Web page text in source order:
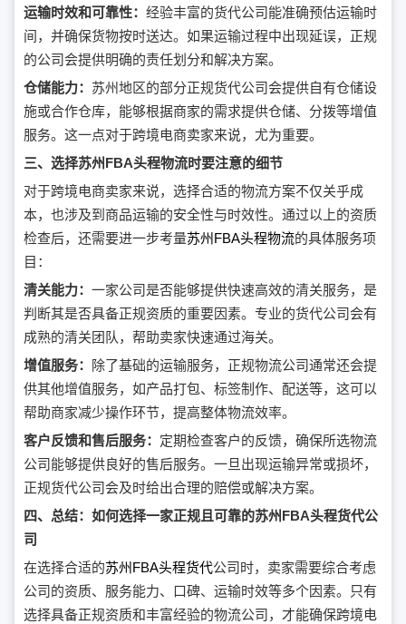
运输时效和可靠性： 经验丰富的货代公司能准确预估运输时
间，并确保货物按时送达。如果运输过程中出现延误，正规
的公司会提供明确的责任划分和解决方案。
仓储能力： 苏州地区的部分正规货代公司会提供自有仓储设
施或合作仓库，能够根据商家的需求提供仓储、分拨等增值
服务。这一点对于跨境电商卖家来说，尤为重要。
三、选择苏州FBA头程物流时要注意的细节
对于跨境电商卖家来说，选择合适的物流方案不仅关乎成
本，也涉及到商品运输的安全性与时效性。通过以上的资质
检查后，还需要进一步考量苏州FBA头程物流的具体服务项
目：
清关能力： 一家公司是否能够提供快速高效的清关服务，是
判断其是否具备正规资质的重要因素。专业的货代公司会有
成熟的清关团队，帮助卖家快速通过海关。
增值服务：
除了基础的运输服务，正规物流公司通常还会提
供其他增值服务，如产品打包、标签制作、配送等，这可以
帮助商家减少操作环节，提高整体物流效率。
客户反馈和售后服务： 定期检查客户的反馈，确保所选物流
公司能够提供良好的售后服务。一旦出现运输异常或损坏，
正规货代公司会及时给出合理的赔偿或解决方案。
四、总结：如何选择一家正规且可靠的苏州FBA头程货代公
司
在选择合适的苏州FBA头程货代公司时，卖家需要综合考虑
公司的资质、服务能力、口碑、运输时效等多个因素。只有
选择具备正规资质和丰富经验的物流公司，才能确保跨境电